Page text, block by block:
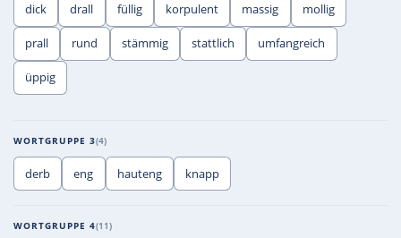
dick drall füllig korpulent massig mollig
prall rund stämmig stattlich umfangreich
üppig
WORTGRUPPE 3 4
derb eng hauteng knapp
WORTGRUPPE 4 11